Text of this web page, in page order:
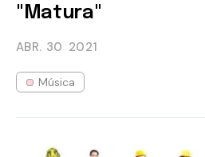
"Matura"
ABR. 30 2021
Música